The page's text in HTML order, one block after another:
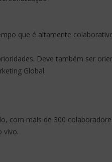
que é altamente
Deve também ser
Global.
com mais de 300
vivo.